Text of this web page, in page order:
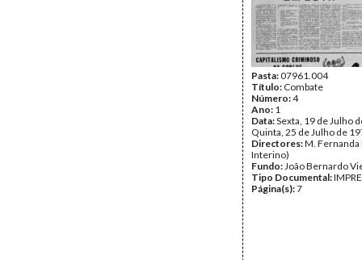
Pasta:07961.004
Título: Combate
Número:4
Ano: 1
Data:Sexta, 19 de Julho
Quinta, 25 de Julho de
Directores:M. Fernanda
Interino)
Fundo:João Bernardo
Tipo Documental:
Página(s):7